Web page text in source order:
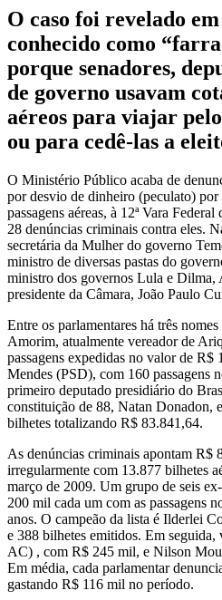
O caso foi revelado
conhecido como “farra
porque senadores,
de governo usavam
aéreos para viajar
ou para cedê-las a
O Ministério Público acaba de
por desvio de dinheiro (peculato)
passagens aéreas, à 12ª Vara
28 denúncias criminais contra eles.
secretária da Mulher do governo
ministro de diversas pastas do
ministro dos governos Lula e Dilma,
presidente da Câmara, João Paulo
Entre os parlamentares há três
Amorim, atualmente vereador de
passagens expedidas no valor de
Mendes (PSD), com 160 passagens
primeiro deputado presidiário do
constituição de 88, Natan Donadon,
bilhetes totalizando R$ 83.841,64.
As denúncias criminais apontam R$
irregularmente com 13.877 bilhetes
março de 2009. Um grupo de seis
200 mil cada um com as passagens
anos. O campeão da lista é Ilderlei
e 388 bilhetes emitidos. Em
AC) , com R$ 245 mil, e Nilson
Em média, cada parlamentar
gastando R$ 116 mil no período.